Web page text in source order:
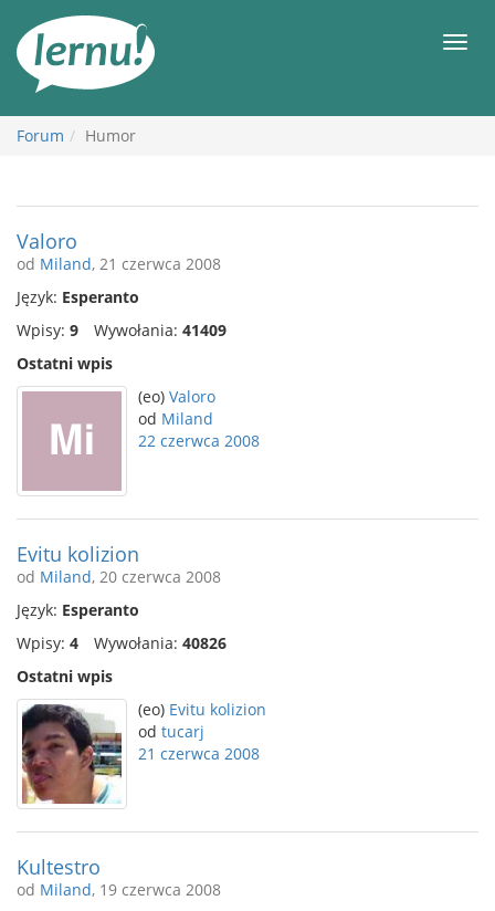
Forum Humor
Valoro
od Miland, 21 czerwca 2008
Język: Esperanto
Wpisy: 9 Wywołania: 41409
Ostatni wpis
(eo) Valoro
od Miland
22 czerwca 2008
Evitu kolizion
od Miland, 20 czerwca 2008
Język: Esperanto
Wpisy: 4 Wywołania: 40826
Ostatni wpis
(eo) Evitu kolizion
od tucarj
21 czerwca 2008
Kultestro
od Miland, 19 czerwca 2008